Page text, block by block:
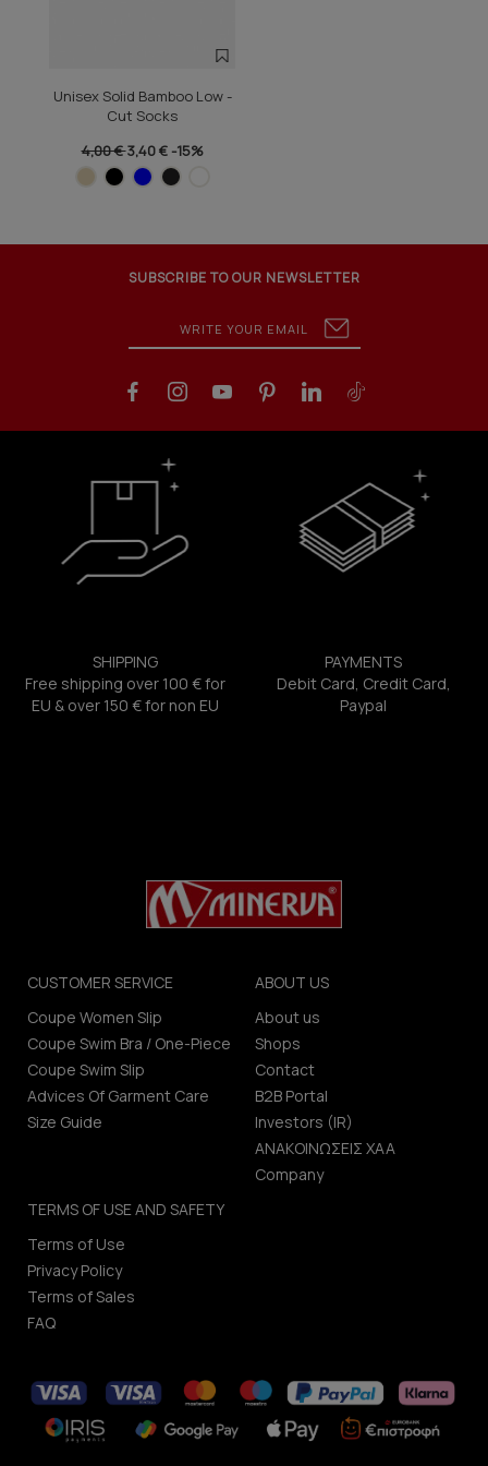
Unisex Solid Bamboo Low -
Cut Socks
4,00 €3,40 € -15%
SUBSCRIBE TO OUR NEWSLETTER
SHIPPING
Free shipping over 100 € for
EU & over 150 € for non EU
PAYMENTS
Debit Card, Credit Card,
Paypal
CUSTOMER SERVICE
Coupe Women Slip
Coupe Swim Bra / One-Piece
Coupe Swim Slip
Advices Of Garment Care
Size Guide
ABOUT US
About us
Shops
Contact
B2B Portal
Investors (IR)
ΑΝΑΚΟΙΝΩΣΕΙΣ ΧΑΑ
Company
TERMS OF USE AND SAFETY
Terms of Use
Privacy Policy
Terms of Sales
FAQ